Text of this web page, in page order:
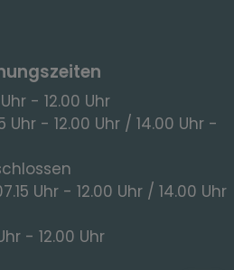
Uhr - 12.00 Uhr
Uhr - 12.00 Uhr / 14.00 Uhr -
Uhr - 12.00 Uhr / 14.00 Uhr
- 12.00 Uhr